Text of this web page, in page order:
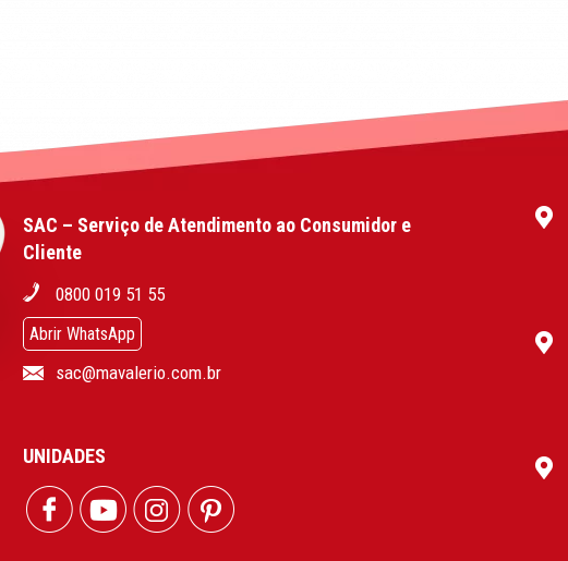
SAC – Serviço de Atendimento ao Consumidor e
Cliente
0800 019 51 55
Abrir WhatsApp
sac@mavalerio.com.br
UNIDADES